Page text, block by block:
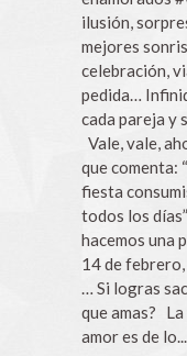
ilusión,
mejores
celebración,
pedida…
cada pareja y
Vale, vale,
que comenta:
fiesta
todos los
hacemos una
14 de
… Si logras
que amas?
amor es de lo...